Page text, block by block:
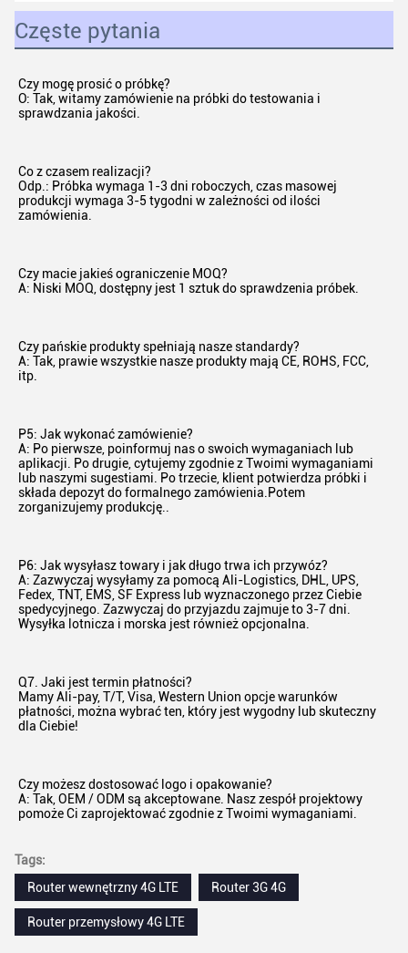
Częste pytania
Czy mogę prosić o próbkę?
O: Tak, witamy zamówienie na próbki do testowania i
sprawdzania jakości.
Co z czasem realizacji?
Odp.: Próbka wymaga 1-3 dni roboczych, czas masowej
produkcji wymaga 3-5 tygodni w zależności od ilości
zamówienia.
Czy macie jakieś ograniczenie MOQ?
A: Niski MOQ, dostępny jest 1 sztuk do sprawdzenia próbek.
Czy pańskie produkty spełniają nasze standardy?
A: Tak, prawie wszystkie nasze produkty mają CE, ROHS, FCC,
itp.
P5: Jak wykonać zamówienie?
A: Po pierwsze, poinformuj nas o swoich wymaganiach lub
aplikacji. Po drugie, cytujemy zgodnie z Twoimi wymaganiami
lub naszymi sugestiami. Po trzecie, klient potwierdza próbki i
składa depozyt do formalnego zamówienia.Potem
zorganizujemy produkcję..
P6: Jak wysyłasz towary i jak długo trwa ich przywóz?
A: Zazwyczaj wysyłamy za pomocą Ali-Logistics, DHL, UPS,
Fedex, TNT, EMS, SF Express lub wyznaczonego przez Ciebie
spedycyjnego. Zazwyczaj do przyjazdu zajmuje to 3-7 dni.
Wysyłka lotnicza i morska jest również opcjonalna.
Q7. Jaki jest termin płatności?
Mamy Ali-pay, T/T, Visa, Western Union opcje warunków
płatności, można wybrać ten, który jest wygodny lub skuteczny
dla Ciebie!
Czy możesz dostosować logo i opakowanie?
A: Tak, OEM / ODM są akceptowane. Nasz zespół projektowy
pomoże Ci zaprojektować zgodnie z Twoimi wymaganiami.
Tags:
Router wewnętrzny 4G LTE
Router 3G 4G
Router przemysłowy 4G LTE